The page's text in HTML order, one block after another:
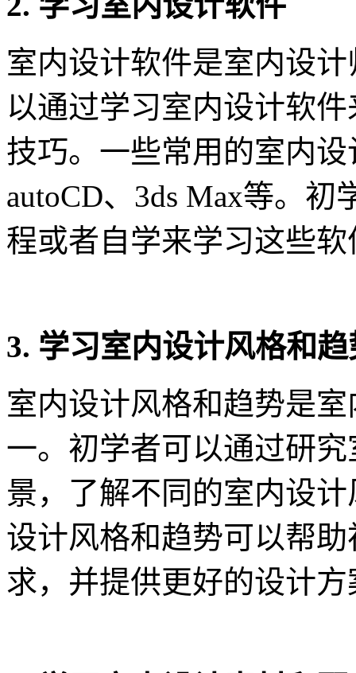
室内设计软件是室内设
以通过学习室内设计软
技巧。一些常用的室内设
autoCD、3ds Max等。
程或者自学来学习这些
3. 学习室内设计风格和趋
室内设计风格和趋势是
一。初学者可以通过研
景，了解不同的室内设
设计风格和趋势可以帮
求，并提供更好的设计方